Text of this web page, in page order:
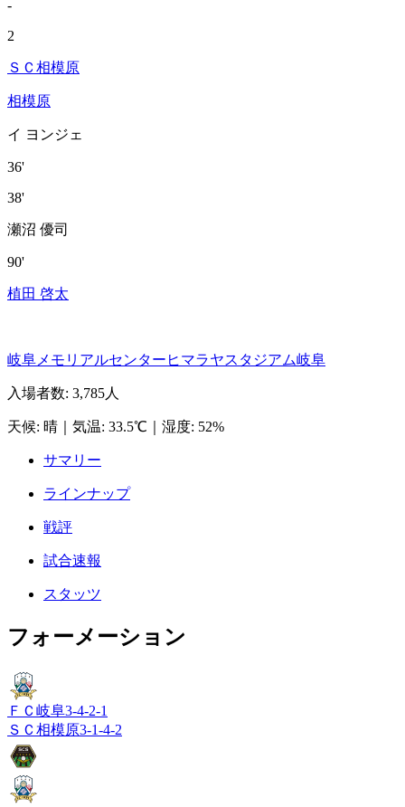
-
2
ＳＣ相模原
相模原
イ ヨンジェ
36'
38'
瀬沼 優司
90'
植田 啓太
岐阜メモリアルセンターヒマラヤスタジアム岐阜
入場者数: 3,785人
天候: 晴 気温: 33.5℃ 湿度: 52%
サマリー
ラインナップ
戦評
試合速報
スタッツ
フォーメーション
ＦＣ岐阜3-4-2-1
ＳＣ相模原3-1-4-2